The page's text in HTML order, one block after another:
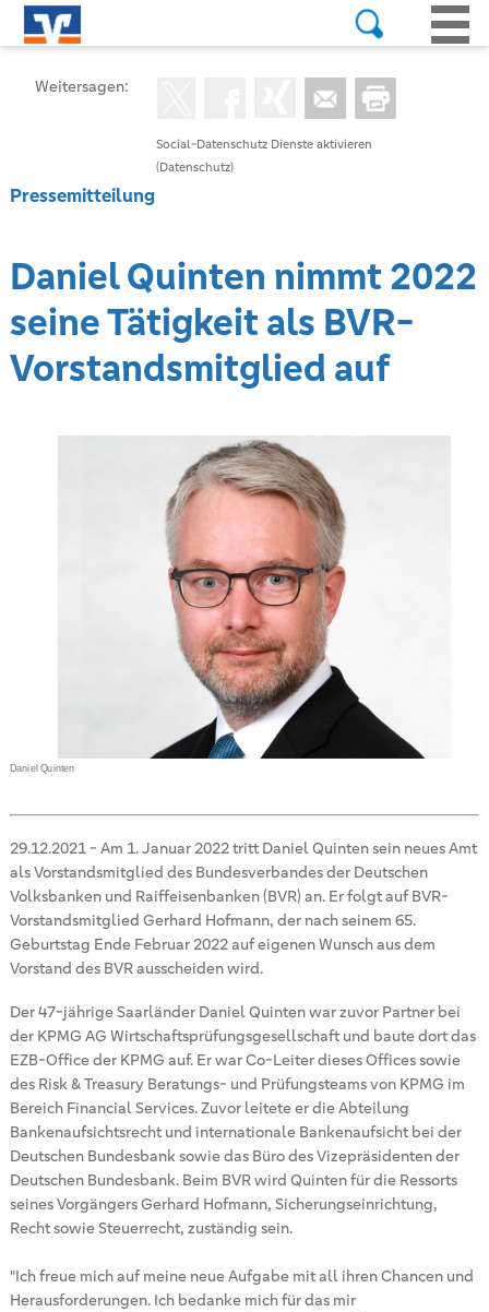
Social-Datenschutz Dienste aktivieren
(Datenschutz)
Weitersagen:
Pressemitteilung
Daniel Quinten nimmt 2022
seine Tätigkeit als BVR-
Vorstandsmitglied auf
Daniel Quinten
29.12.2021- Am 1. Januar 2022 tritt Daniel Quinten sein neues Amt
als Vorstandsmitglied des Bundesverbandes der Deutschen
Volksbanken und Raiffeisenbanken (BVR) an. Er folgt auf BVR-
Vorstandsmitglied Gerhard Hofmann, der nach seinem 65.
Geburtstag Ende Februar 2022 auf eigenen Wunsch aus dem
Vorstand des BVR ausscheiden wird.
Der 47-jährige Saarländer Daniel Quinten war zuvor Partner bei
der KPMG AG Wirtschaftsprüfungsgesellschaft und baute dort das
EZB-Office der KPMG auf. Er war Co-Leiter dieses Offices sowie
des Risk & Treasury Beratungs- und Prüfungsteams von KPMG im
Bereich Financial Services. Zuvor leitete er die Abteilung
Bankenaufsichtsrecht und internationale Bankenaufsicht bei der
Deutschen Bundesbank sowie das Büro des Vizepräsidenten der
Deutschen Bundesbank. Beim BVR wird Quinten für die Ressorts
seines Vorgängers Gerhard Hofmann, Sicherungseinrichtung,
Recht sowie Steuerrecht, zuständig sein.
"Ich freue mich auf meine neue Aufgabe mit all ihren Chancen und
Herausforderungen. Ich bedanke mich für das mir